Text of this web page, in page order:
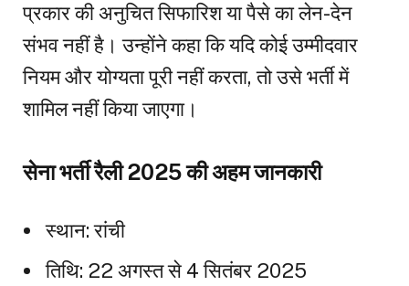
प्रकार की अनुचित सिफारिश या पैसे का लेन-देन
संभव नहीं है। उन्होंने कहा कि यदि कोई उम्मीदवार
नियम और योग्यता पूरी नहीं करता, तो उसे भर्ती में
शामिल नहीं किया जाएगा।
सेना भर्ती रैली 2025 की अहम जानकारी
स्थान: रांची
तिथि: 22 अगस्त से 4 सितंबर 2025